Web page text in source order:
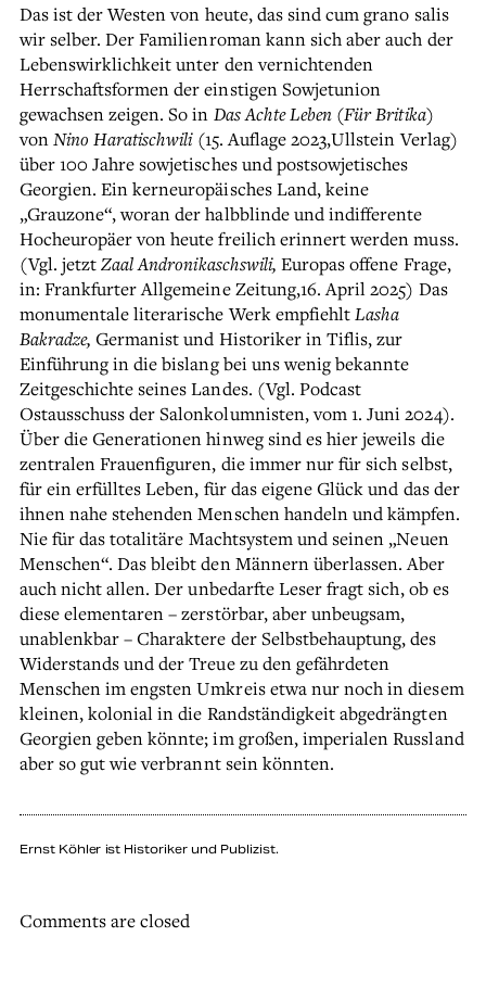
Das ist der Westen von heute, das sind cum grano salis
wir selber. Der Familienroman kann sich aber auch der
Lebenswirklichkeit unter den vernichtenden
Herrschaftsformen der einstigen Sowjetunion
gewachsen zeigen. So in Das Achte Leben (Für Britika)
vonNino Haratischwili (15. Auflage 2023,Ullstein Verlag)
über 100 Jahre sowjetisches und postsowjetisches
Georgien. Ein kerneuropäisches Land, keine
„Grauzone“, woran der halbblinde und indifferente
Hocheuropäer von heute freilich erinnert werden muss.
(Vgl. jetztZaal Andronikaschswili, Europas offene Frage,
in: Frankfurter Allgemeine Zeitung,16. April 2025) Das
monumentale literarische Werk empfiehltLasha
Bakradze, Germanist und Historiker in Tiflis, zur
Einführung in die bislang bei uns wenig bekannte
Zeitgeschichte seines Landes. (Vgl. Podcast
Ostausschuss der Salonkolumnisten, vom 1. Juni 2024).
Über die Generationen hinweg sind es hier jeweils die
zentralen Frauenfiguren, die immer nur für sich selbst,
für ein erfülltes Leben, für das eigene Glück und das der
ihnen nahe stehenden Menschen handeln und kämpfen.
Nie für das totalitäre Machtsystem und seinen „Neuen
Menschen“. Das bleibt den Männern überlassen. Aber
auch nicht allen. Der unbedarfte Leser fragt sich, ob es
diese elementaren – zerstörbar, aber unbeugsam,
unablenkbar – Charaktere der Selbstbehauptung, des
Widerstands und der Treue zu den gefährdeten
Menschen im engsten Umkreis etwa nur noch in diesem
kleinen, kolonial in die Randständigkeit abgedrängten
Georgien geben könnte; im großen, imperialen Russland
aber so gut wie verbrannt sein könnten.
Ernst Köhler ist Historiker und Publizist.
Comments are closed